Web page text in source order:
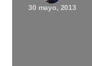
30 mayo, 2013